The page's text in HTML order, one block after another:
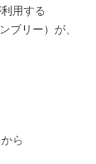
用する
ブリー）が、
ら